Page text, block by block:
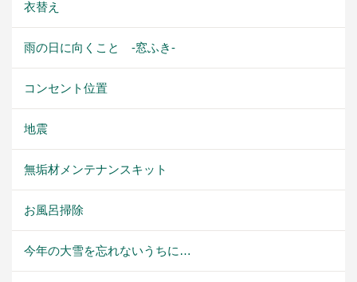
衣替え
雨の日に向くこと -窓ふき-
コンセント位置
地震
無垢材メンテナンスキット
お風呂掃除
今年の大雪を忘れないうちに…